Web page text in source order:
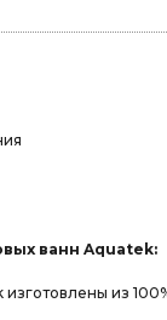
ванн Aquatek:
из